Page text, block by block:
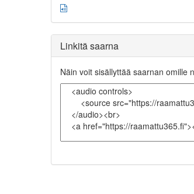
Linkitä saarna
Näin voit sisällyttää saarnan omille